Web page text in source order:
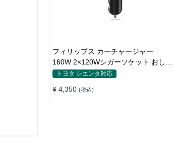
フィリップス カーチャージャー
160W 2×120Wシガーソケット おしゃ
れトヨタ シエンタ対応
¥ 4,350 (税込)